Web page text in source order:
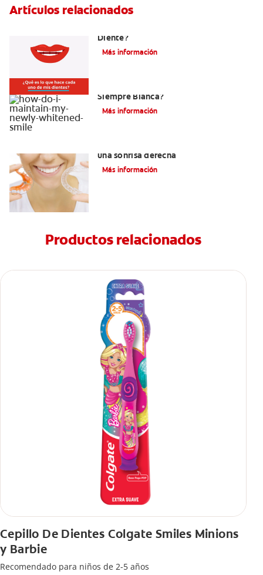
Artículos relacionados
Diente?
Más información
Siempre Blanca?
Más información
una sonrisa derecha
Más información
Productos relacionados
Cepillo De Dientes Colgate Smiles Minions
y Barbie
Recomendado para niños de 2-5 años